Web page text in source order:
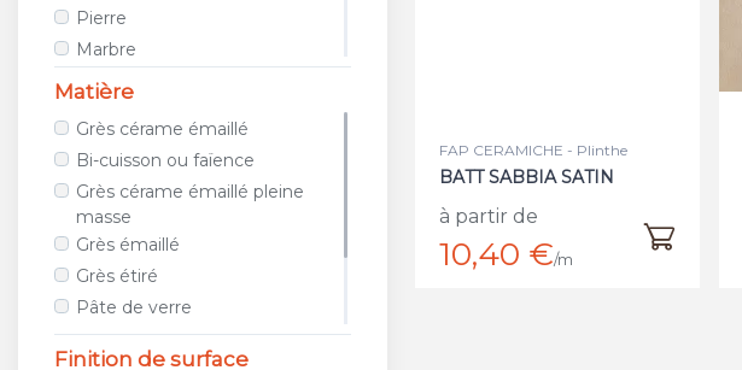
B&B CERAMICHE
BAERWOLF
BAGATTINI
BARDELLI
BAYKER
BELLACASA CERAMICA
BELLAVISTA
BIOPETRA
BISAZZA
BLUSTYLE
BOXER
Pierre
Marbre
Tissu / Cuir
Géométrique
Images et photos
Galet et mosaïque
Travertin
Terracotta
Matière
Grès cérame émaillé
Bi-cuisson ou faïence
Grès cérame émaillé pleine
masse
Grès émaillé
Grès étiré
Pâte de verre
Métal
Finition de surface
FAP CERAMICHE - Plinthe
BATT SABBIA SATIN
à partir de
10,40 €/m